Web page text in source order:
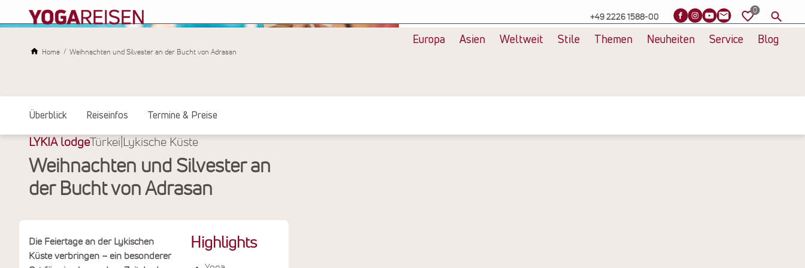
+49 2226 1588-00
Europa Asien Weltweit Stile Themen Neuheiten Service Blog
Home Weihnachten und Silvester an der Bucht von Adrasan
Überblick Reiseinfos Termine & Preise
LYKIA lodge Türkei Lykische Küste
Weihnachten und Silvester an
der Bucht von Adrasan
Highlights
Die Feiertage an der Lykischen
Küste verbringen – ein besonderer